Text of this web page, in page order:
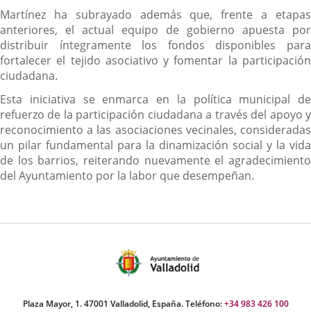
Martínez ha subrayado además que, frente a etapas
anteriores, el actual equipo de gobierno apuesta por
distribuir íntegramente los fondos disponibles para
fortalecer el tejido asociativo y fomentar la participación
ciudadana.
Esta iniciativa se enmarca en la política municipal de
refuerzo de la participación ciudadana a través del apoyo y
reconocimiento a las asociaciones vecinales, consideradas
un pilar fundamental para la dinamización social y la vida
de los barrios, reiterando nuevamente el agradecimiento
del Ayuntamiento por la labor que desempeñan.
Plaza Mayor, 1. 47001 Valladolid, España. Teléfono:+34 983 426 100